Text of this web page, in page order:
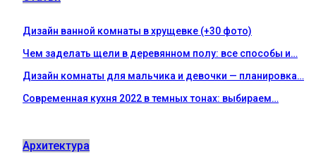
Дизайн ванной комнаты в хрущевке (+30 фото)
Чем заделать щели в деревянном полу: все способы и…
Дизайн комнаты для мальчика и девочки — планировка…
Современная кухня 2022 в темных тонах: выбираем…
Архитектура